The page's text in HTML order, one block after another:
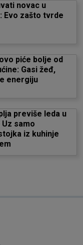
novac u
Evo zašto tvrde
piće bolje od
Gasi žeđ,
energiju
previše leda u
samo
iz kuhinje